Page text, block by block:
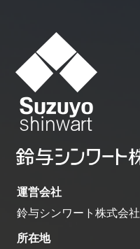
運営会社
鈴与シンワート株式会社
所在地